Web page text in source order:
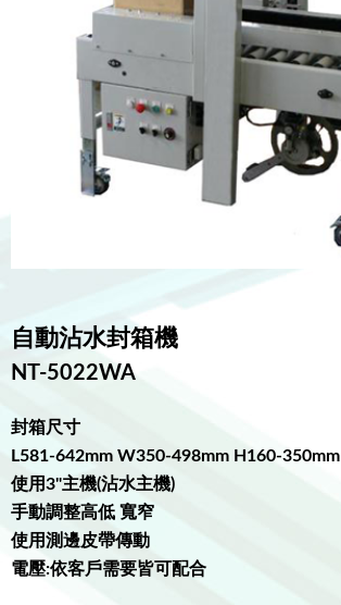
自動沾水封箱機
NT-5022WA
封箱尺寸
L581-642mm W350-498mm H160-350mm
使用3"主機(沾水主機)
手動調整高低 寬窄
使用測邊皮帶傳動
電壓:依客戶需要皆可配合